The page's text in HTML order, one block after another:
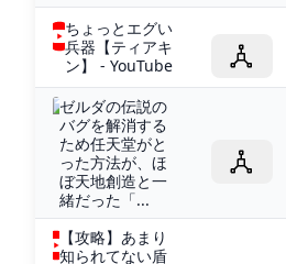
ちょっとエグい
兵器【ティアキ
ン】 - YouTube
ゼルダの伝説の
バグを解消する
ため任天堂がと
った方法が、ほ
ぼ天地創造と一
緒だった「...
【攻略】あまり
知られてない盾